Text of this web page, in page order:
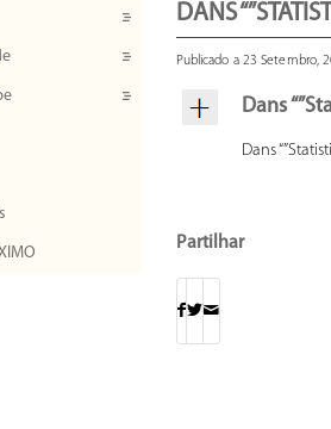
DANS
Publicado a 23 Setembro,
Dans
Dans
Partilhar